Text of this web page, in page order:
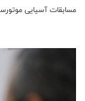
مسابقات آسیایی